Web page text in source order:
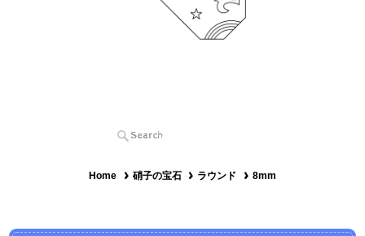
Home 硝子の宝石 ラウンド 8mm